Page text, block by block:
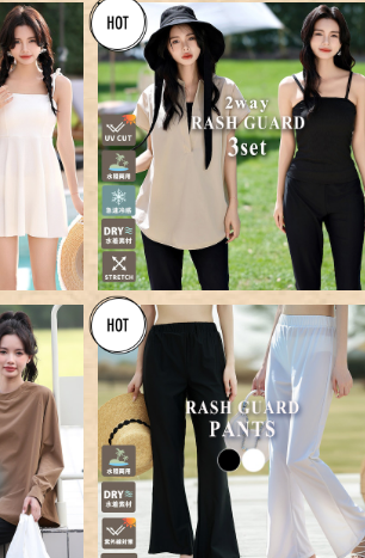
ス+フレ
【宅配便】スキッパーラッシュ3点
セット／rashguard056
¥9,960
SOLD OUT
ラッシ
薄い
【メール便】ラッシュガードフレア
パンツ／swimwear-b014
¥4,360